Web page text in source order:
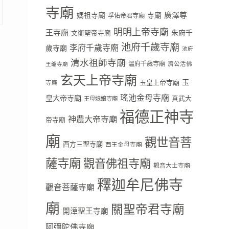
寺廟 媽祖寺廟 孚佑帝君寺廟 寺廟 廣澤尊
王寺廟 文衡聖帝寺廟 明明上帝寺廟 朱府千
歲寺廟 李府千歲寺廟 池府千歲寺廟 池府
王爺寺廟 清水祖師寺廟 溫府千歲寺廟 濟公活佛
寺廟 玄天上帝寺廟 玉皇上帝寺廟 玉
皇大帝寺廟 王母娘娘寺廟 瑤池金母寺廟 真武大
帝寺廟 神農大帝寺廟 福德正神寺
廟 西方三聖寺廟 西王金母寺廟 觀世音菩
薩寺廟觀音佛祖寺廟 觀音大士寺廟
觀音菩薩寺廟 釋迦牟尼佛寺
廟 開漳聖王寺廟 關聖帝君寺廟